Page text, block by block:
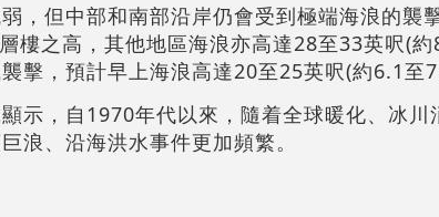
，但中部和南部沿岸仍會受到極端海浪的襲
樓之高，其他地區海浪亦高達28至33英呎(約
擊，預計早上海浪高達20至25英呎(約6.1至
示，自1970年代以來，隨着全球暖化、冰川
浪、沿海洪水事件更加頻繁。